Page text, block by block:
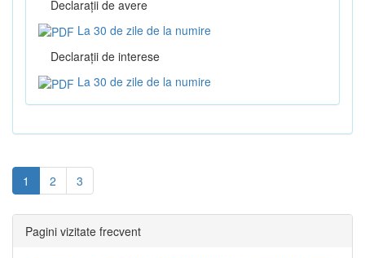
Declaraţii de avere
La 30 de zile de la numire
Declaraţii de interese
La 30 de zile de la numire
1 2 3
Pagini vizitate frecvent